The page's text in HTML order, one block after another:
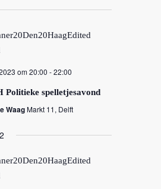
om 20:00 -22:00
Politieke spelletjesavond
WaagMarkt 11, Delft